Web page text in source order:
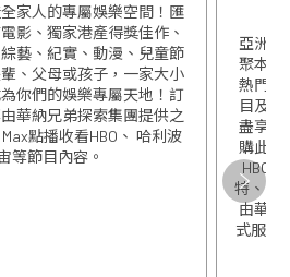
家人的專屬娛樂空間！匯
影、獨家港產得獎佳作、
藝、紀實、動漫、兒童節
、父母或孩子，一家大小
你們的娛樂專屬天地！訂
華納兄弟探索集團提供之
點播收看HBO、 哈利波
等節目內容。
亞洲星
聚本地
熱門華
目及
盡享精
購此組
HBO
特、
由華特
式服務
關閉